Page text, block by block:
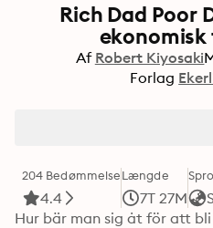
Rich Dad Poor
Af Robert Kiyosaki
Forlag
204 Bedømmelse
4.4
Længde
7T 27M
Hur bär man sig åt för att